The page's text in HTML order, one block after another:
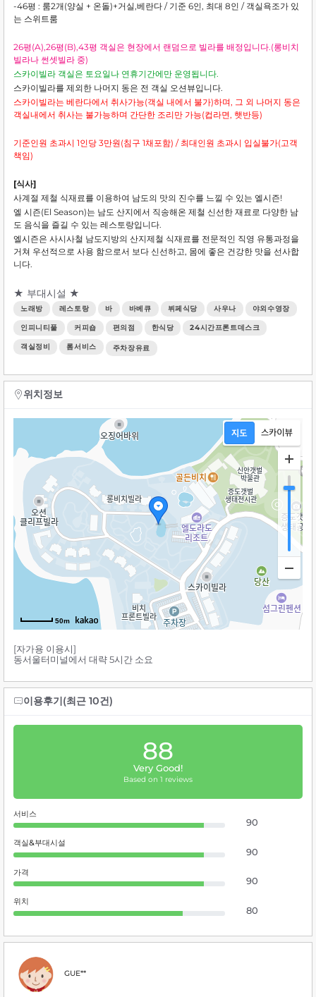
-46평 : 룸2개(양실 + 온돌)+거실,베란다 / 기준 6인, 최대 8인 / 객실욕조가 있
는 스위트룸
26평(A),26평(B),43평 객실은 현장에서 랜덤으로 빌라를 배정입니다.(롱비치
빌라나 썬셋빌라 중)
스카이빌라 객실은 토요일나 연휴기간에만 운영됩니다.
스카이빌라를 제외한 나머지 동은 전 객실 오션뷰입니다.
스카이빌라는 베란다에서 취사가능(객실 내에서 불가)하며, 그 외 나머지 동은
객실내에서 취사는 불가능하며 간단한 조리만 가능(컵라면, 햇반등)
기준인원 초과시 1인당 3만원(침구 1채포함) / 최대인원 초과시 입실불가(고객
책임)
[식사]
사계절 제철 식재료를 이용하여 남도의 맛의 진수를 느낄 수 있는 엘시즌!
엘 시즌(El Season)는 남도 산지에서 직송해온 제철 신선한 재료로 다양한 남
도 음식을 즐길 수 있는 레스토랑입니다.
엘시즌은 사시사철 남도지방의 산지제철 식재료를 전문적인 직영 유통과정을
거쳐 우선적으로 사용 함으로서 보다 신선하고, 몸에 좋은 건강한 맛을 선사합
니다.
★ 부대시설 ★
노래방 레스토랑 바 바베큐 뷔페식당 사우나 야외수영장
인피니티풀 커피숍 편의점 한식당 24시간프론트데스크
객실정비 롬서비스 주차장유료
위치정보
50m
[자가용 이용시]
동서울터미널에서 대략 5시간 소요
이용후기(최근 10건)
88
Very Good!
Based on 1 reviews
서비스
90
객실&부대시설
90
가격
90
위치
80
GUE**